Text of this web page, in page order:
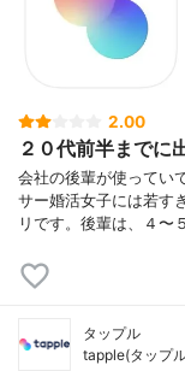
2.00
２０代前半までに
会社の後輩が使ってい
サー婚活女子には若す
リです。後輩は、４〜
タップル
tapple(タップ